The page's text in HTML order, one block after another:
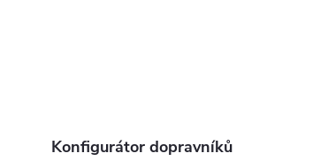
Konfigurátor dopravníků